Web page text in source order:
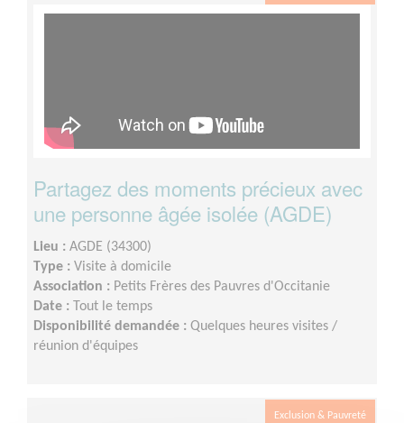
Partagez des moments précieux avec
une personne âgée isolée (AGDE)
Lieu : AGDE (34300)
Type : Visite à domicile
Association : Petits Frères des Pauvres d'Occitanie
Date : Tout le temps
Disponibilité demandée : Quelques heures visites /
réunion d'équipes
Exclusion & Pauvreté